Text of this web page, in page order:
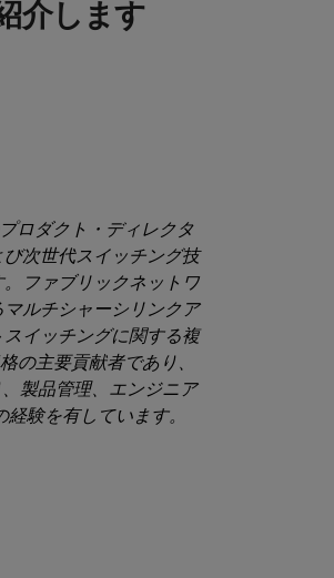
介します
ロダクト・ディレクタ
次世代スイッチング技
ファブリックネットワ
ルチシャーシリンクア
イッチングに関する複
の主要貢献者であり、
製品管理、エンジニア
験を有しています。